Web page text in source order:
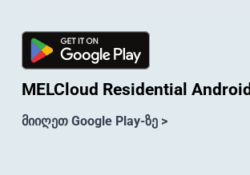
MELCloud Residential Android
მიიღეთ Google Play-ზე >